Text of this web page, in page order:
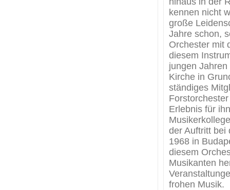
kennen nicht
große
Jahre schon,
Orchester mit
diesem
jungen
Kirche in
ständiges
Erlebnis für
der Auftritt bei
1968 in
diesem
Musikanten
frohen Musik.